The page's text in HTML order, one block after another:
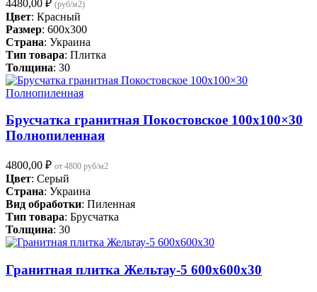
4480,00 ₽ (руб/м2)
Цвет: Красный
Размер: 600x300
Страна: Украина
Тип товара: Плитка
Толщина: 30
Брусчатка гранитная Покостовское 100х100×30
Полнопиленная
4800,00 ₽ от 4800 руб/м2
Цвет: Серый
Страна: Украина
Вид обработки: Пиленная
Тип товара: Брусчатка
Толщина: 30
Гранитная плитка Жельтау-5 600х600х30